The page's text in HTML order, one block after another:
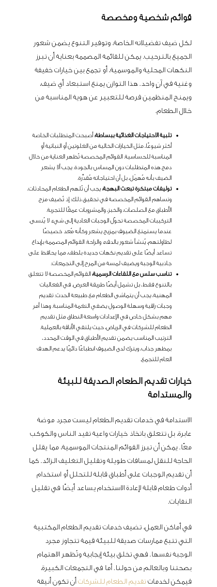
قوائم شخصية ومخصصة
لكل ضيف تفضيلاته الخاصة، وتوفير التنوع يضمن شعور
الجميع بالترحيب. يمكن للقائمة المصممة بعناية أن تبرز
النكهات المحلية والموسمية، أو تجمع بين خيارات خفيفة
وغنية في آنٍ واحد. هذا التوازن يمنع استبعاد أي ضيف،
ويمنح المنظمين فرصة للتعبير عن هوية المناسبة من
خلال الطعام.
تلبية الاحتياجات الغذائية ببساطة:أصبحت المتطلبات الخاصة
أكثر شيوعًا، مثل الخيارات الخالية من الغلوتين أو النباتية أو
المناسبة للحساسية. القوائم المخصصة تُظهر العناية من خلال
دمج هذه المتطلبات دون المساس بالجودة. يجب ألا يشعر
الضيف بأنه مُهمَل، بل أن احتياجاته مُقدَّرة.
توليفات مبتكرة تبعث البهجة:يجب أن تُلهم الطعام المحادثات،
وتساهم القوائم المخصصة في تحقيق ذلك. إذ تُضيف مزج
الأطباق مع الصلصات، والخبز، والمشروبات عمقًا للتجربة.
التركيبات المخصصة تحوّل الوجبات العادية إلى شيء لا يُنسى.
عندما يستمتع الضيوف بمزيج يشعر وكأنه مُعد خصيصًا
لطاولتهم، يُنشأ شعور بالدفء والراحة. القوائم المصممة بإبداع
تساعد أيضًا على تقديم نكهات جديدة بلطف، مما يحافظ على
جاذبية الوجبة ويضيف لمسة من المرح إلى التجمعات.
تناسب سلس مع اللقاءات الرسمية:القوائم المخصصة لا تتعلق
بالتنوع فقط، بل تشمل أيضًا طريقة العرض. في الفعاليات
المهنية، يجب أن يتماشى الطعام مع طبيعة الحدث. تقديم
وجبات راقية وسهلة الوصول يضفي النغمة المناسبة. وهذا أمر
مهم بشكل خاص في الإعدادات واسعة النطاق مثل تقديم
الطعام للشركات في الرياض، حيث يلتقي الأناقة بالعملية.
الترتيب المناسب يضمن تقديم الأطباق في الوقت المحدد،
بمظهر جذاب، ويترك لدى الضيوف انطباعًا دائمًا يدعم الهدف
العام للتجمع.
خيارات تقديم الطعام الصديقة للبيئة
والمستدامة
الاستدامة في خدمات تقديم الطعام ليست مجرد موضة
عابرة، بل تتعلق باتخاذ خيارات واعية تفيد الناس والكوكب
معًا. يمكن أن تبرز القوائم المنتجات الموسمية، مما يقلل
الحاجة للنقل لمسافات طويلة وتقليل التغليف الزائد. كما
أن تقديم الوجبات على أطباق قابلة للتحلل أو استخدام
أدوات طعام قابلة لإعادة الاستخدام يساعد أيضًا في تقليل
النفايات.
في أماكن العمل، تضيف خدمات تقديم الطعام المكتبية
التي تتبع ممارسات صديقة للبيئة قيمة تتجاوز مجرد
الوجبة نفسها. فهي تخلق بيئة إيجابية وتُظهر الاهتمام
بصحتنا وبالعالم من حولنا. أما في التجمعات الكبيرة،
فيمكن لخدمات تقديم الطعام للشركاتأن تكون أنيقة